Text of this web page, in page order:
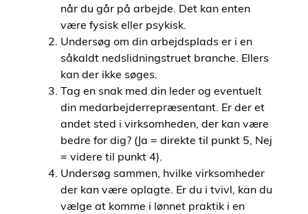
når du går på arbejde. Det kan enten
være fysisk eller psykisk.
Undersøg om din arbejdsplads er i en
såkaldt nedslidningstruet branche. Ellers
kan der ikke søges.
Tag en snak med din leder og eventuelt
din medarbejderrepræsentant. Er der et
andet sted i virksomheden, der kan være
bedre for dig? (Ja = direkte til punkt 5, Nej
= videre til punkt 4).
Undersøg sammen, hvilke virksomheder
der kan være oplagte. Er du i tvivl, kan du
vælge at komme i lønnet praktik i en